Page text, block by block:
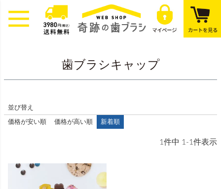
歯ブラシキャップ
並び替え
価格が安い順 価格が高い順 新着順
1 件中 1 -1 件表示